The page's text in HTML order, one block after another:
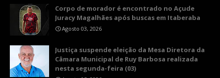
Corpo de morador é encontrado no Açude
Juracy Magalhães após buscas em Itaberaba
Agosto 03, 2026
​Justiça suspende eleição da Mesa Diretora da
Câmara Municipal de Ruy Barbosa realizada
nesta segunda-feira (03)